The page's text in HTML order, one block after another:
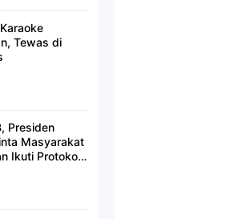
Tewas di
Presiden
Masyarakat
Ikuti Protokol